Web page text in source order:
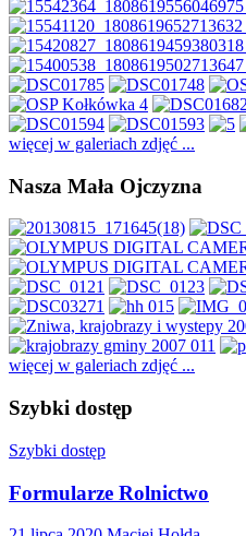
więcej w galeriach zdjęć ...
Nasza Mała Ojczyzna
więcej w galeriach zdjęć ...
Szybki dostęp
Szybki dostęp
Formularze Rolnictwo